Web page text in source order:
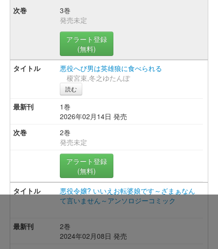
3巻
発売未定
アラート登録
(無料)
悪役へび男は英雄狼に食べられる
榎宮束,冬之ゆたんぽ
読む
1巻
2026年02月14日 発売
2巻
発売未定
アラート登録
(無料)
悪役令嬢? いいえお転婆娘です～ざまぁなん
て言いません～アンソロジーコミック
2巻
2024年02月08日 発売